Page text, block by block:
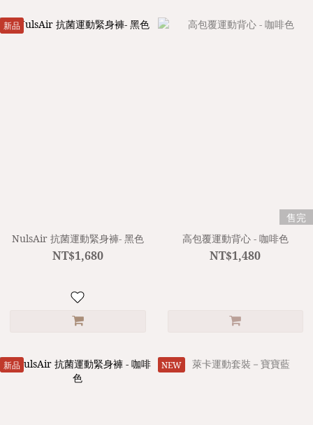
新品
NulsAir 抗菌運動緊身褲- 黑色
NT$1,680
售完
高包覆運動背心 - 咖啡色
NT$1,480
新品 NEW